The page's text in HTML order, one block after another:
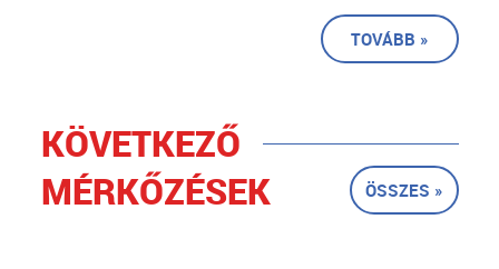
TOVÁBB »
KÖVETKEZŐ
MÉRKŐZÉSEK
ÖSSZES »